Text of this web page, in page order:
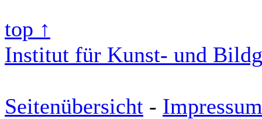
top ↑
Institut für Kunst- und
Seitenübersicht - Impressum